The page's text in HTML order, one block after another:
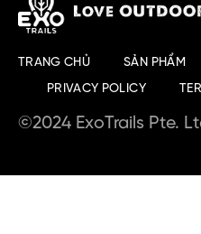
TRANG CHỦ SẢN PHẨM
PRIVACY POLICY
©2024 ExoTrails Pte.